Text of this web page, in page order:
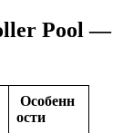
Pool —
Особенн
ости